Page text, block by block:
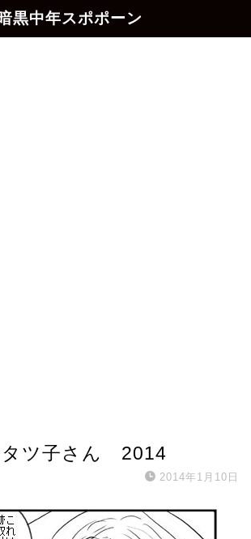
黒中年スポポーン
タツ子さん 2014
2014年1月10日